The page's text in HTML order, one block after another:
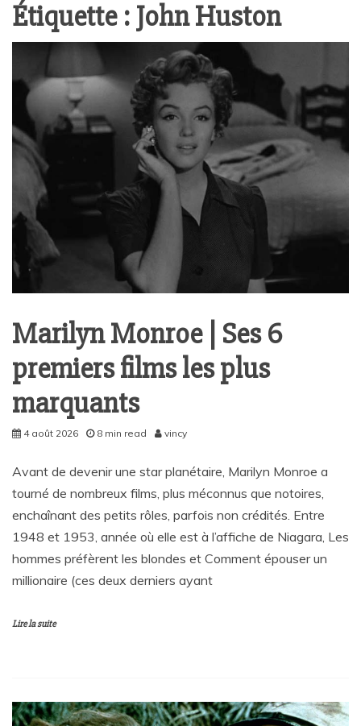
Étiquette : John Huston
Marilyn Monroe | Ses 6
premiers films les plus
marquants
4 août 2026 8 min read vincy
Avant de devenir une star planétaire, Marilyn Monroe a
tourné de nombreux films, plus méconnus que notoires,
enchaînant des petits rôles, parfois non crédités. Entre
1948 et 1953, année où elle est à l’affiche de Niagara, Les
hommes préfèrent les blondes et Comment épouser un
millionaire (ces deux derniers ayant
Lire la suite